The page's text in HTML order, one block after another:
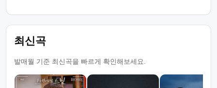
최신곡
발매월 기준 최신곡을 빠르게 확인해보세요.